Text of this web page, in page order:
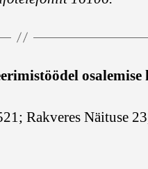
Rakveres Näituse